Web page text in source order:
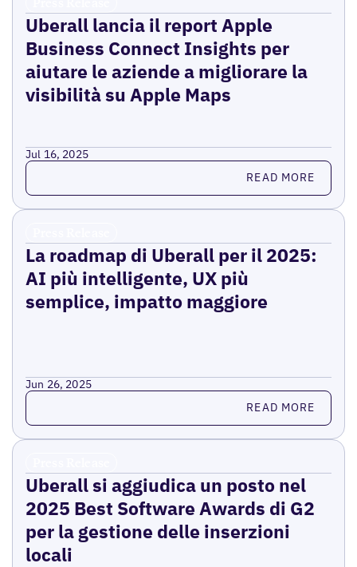
Uberall lancia il report Apple
Business Connect Insights per
aiutare le aziende a migliorare la
visibilità su Apple Maps
Jul 16, 2025
Read more READ MORE
La roadmap di Uberall per il 2025:
AI più intelligente, UX più
semplice, impatto maggiore
Jun 26, 2025
Read more READ MORE
Uberall si aggiudica un posto nel
2025 Best Software Awards di G2
per la gestione delle inserzioni
locali